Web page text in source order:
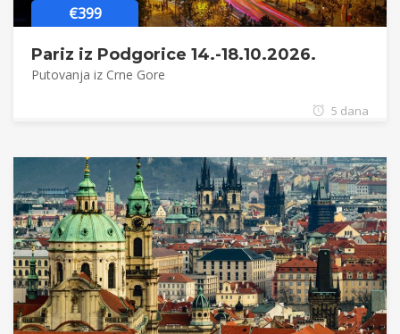
€399
Pariz iz Podgorice 14.-18.10.2026.
Putovanja iz Crne Gore
5 dana